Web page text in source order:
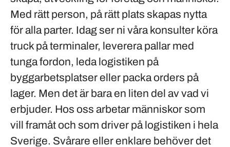
Med rätt person, på rätt plats skapas nytta
för alla parter. Idag ser ni våra konsulter köra
truck på terminaler, leverera pallar med
tunga fordon, leda logistiken på
byggarbetsplatser eller packa orders på
lager. Men det är bara en liten del av vad vi
erbjuder. Hos oss arbetar människor som
vill framåt och som driver på logistiken i hela
Sverige. Svårare eller enklare behöver det